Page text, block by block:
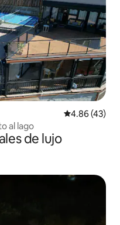
Calificación
4.86 (43)
al lago
de lujo